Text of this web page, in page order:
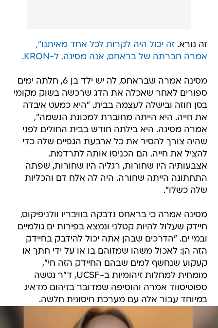
זה נורא.זה יכול היה לקרות לכל אחד מאיתנו",
אמרה חברתה של בראחס, אנה מסינה, ל-KRON.
מסינה אמרה שבראחס, לה יש ילד בן 6, חלתה ימים
ספורים לאחר שאכלה את הדג שרכשה בשוק מקומי
בסן חוזה ובישלה לעצמה בבית. "היא כמעט איבדה
את חייה. היא הייתה מחוברת למכונת הנשמה",
אמרה מסינה. היא בילתה חודש בבית החולים לפני
שהיה צורך להסיר את כל ארבעת הגפיים שלה כדי
להציל את חייה. הם הכניסו אותה לתרדמת.
אצבעותיה היו שחורות, רגליה היו שחורות, שפתה
התחתונה הייתה שחורה. היה לה אלח דם והכליות
שלה כשלו".
מסינה אמרה כי בראחס נדבקה בוויבריו וולניפיקוס,
חיידק שעלול להיות קטלני ונמצא בפירות ים גולמיים
ובמי ים. "הדרכים שבהן אתה יכול להידבק בחיידק
הזה הן: לאכול משהו שמזוהם בו או על ידי חתך או
קעקוע שנחשף למים שבהם החיידק הזה חי",
מומחית למחלות זיהומיות ב-UCSF, ד"ר נטשה
ספוטיסווד אמרה והוסיפה שמדובר בזיהום מדאיג
במיוחד עבור אלה עם מערכת חיסונית חלשה.